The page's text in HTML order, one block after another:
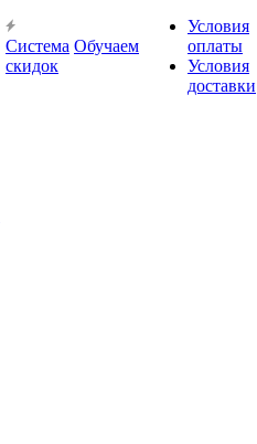
Система
скидок
Обучаем
Условия
оплаты
Условия
доставки